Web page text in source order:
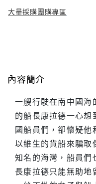
大量採購團購專區
內容簡介
一艘行駛在南中國海
的船長康拉德一心想
國船員們，卻懷疑他
以維生的貨船來騙取
知名的海灣，船員們
長康拉德只能無助地